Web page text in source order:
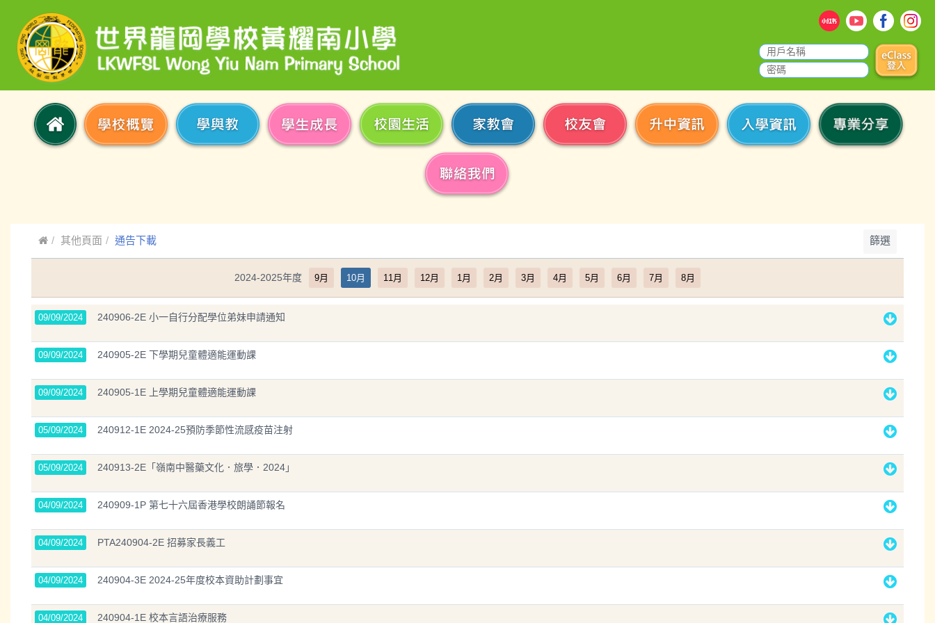
其他頁面 通告下載 篩選
2024-2025年度 9月 10月 11月 12月 1月 2月 3月 4月 5月 6月 7月 8月
09/09/2024 240906-2E 小一自行分配學位弟妹申請通知
09/09/2024 240905-2E 下學期兒童體適能運動課
09/09/2024 240905-1E 上學期兒童體適能運動課
05/09/2024 240912-1E 2024-25預防季節性流感疫苗注射
05/09/2024 240913-2E「嶺南中醫藥文化．旅學．2024」
04/09/2024 240909-1P 第七十六屆香港學校朗誦節報名
04/09/2024 PTA240904-2E 招募家長義工
04/09/2024 240904-3E 2024-25年度校本資助計劃事宜
04/09/2024 240904-1E 校本言語治療服務